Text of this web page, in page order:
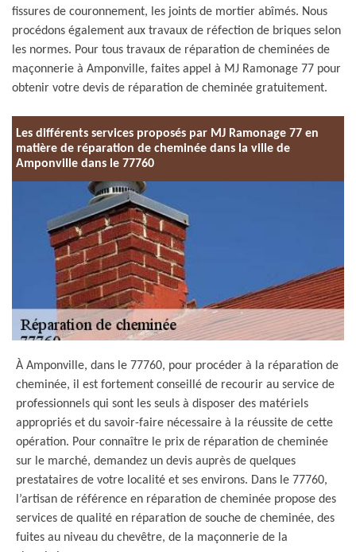
fissures de couronnement, les joints de mortier abîmés. Nous
procédons également aux travaux de réfection de briques selon
les normes. Pour tous travaux de réparation de cheminées de
maçonnerie à Amponville, faites appel à MJ Ramonage 77 pour
obtenir votre devis de réparation de cheminée gratuitement.
Les différents services proposés par MJ Ramonage 77 en
matière de réparation de cheminée dans la ville de
Amponville dans le 77760
À Amponville, dans le 77760, pour procéder à la réparation de
cheminée, il est fortement conseillé de recourir au service de
professionnels qui sont les seuls à disposer des matériels
appropriés et du savoir-faire nécessaire à la réussite de cette
opération. Pour connaître le prix de réparation de cheminée
sur le marché, demandez un devis auprès de quelques
prestataires de votre localité et ses environs. Dans le 77760,
l’artisan de référence en réparation de cheminée propose des
services de qualité en réparation de souche de cheminée, des
fuites au niveau du chevêtre, de la maçonnerie de la